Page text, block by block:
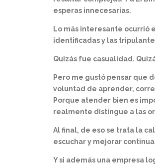
esperas innecesarias.
Lo más interesante ocurrió
identificadas y las
Quizás fue casualidad.
Pero me gustó pensar que
voluntad de aprender,
Porque atender bien es
realmente distingue a las
Al final, de eso se trata la
escuchar y mejorar
Y si además una empresa